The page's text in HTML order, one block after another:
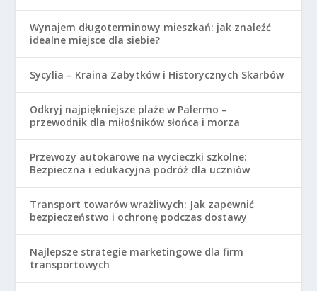
Wynajem długoterminowy mieszkań: jak znaleźć
idealne miejsce dla siebie?
Sycylia – Kraina Zabytków i Historycznych Skarbów
Odkryj najpiękniejsze plaże w Palermo –
przewodnik dla miłośników słońca i morza
Przewozy autokarowe na wycieczki szkolne:
Bezpieczna i edukacyjna podróż dla uczniów
Transport towarów wrażliwych: Jak zapewnić
bezpieczeństwo i ochronę podczas dostawy
Najlepsze strategie marketingowe dla firm
transportowych